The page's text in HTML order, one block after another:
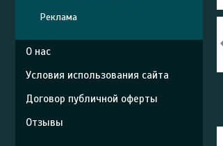
Реклама
О нас
Условия использования сайта
Договор публичной оферты
Отзывы